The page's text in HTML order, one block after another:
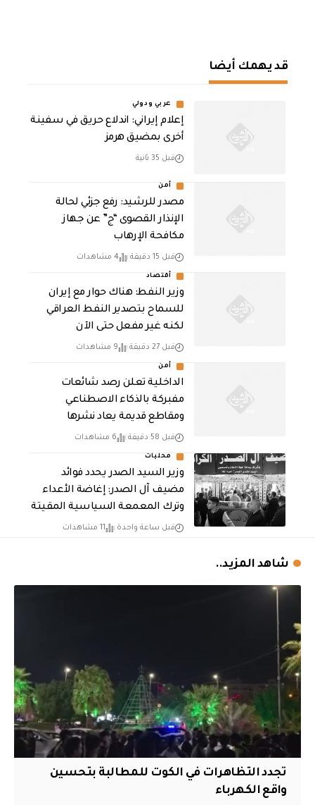
قد يهمك أيضا
عربي ودولي
إعلام إيراني: اندلاع حريق في سفينة
أخرى بمضيق هرمز
قبل 35 ثانية
أمن
مصدر للرشيد: رفع جزئي لحالة
الإنذار القصوى “ج” عن جهاز
مكافحة الإرهاب
قبل 15 دقيقة 4 مشاهدات
أقتصاد
وزير النفط: هناك حوار مع إيران
للسماح بتصدير النفط العراقي
لكنه غير مفعل حتى الآن
قبل 27 دقيقة 9 مشاهدات
أمن
الداخلية تعلن رصد شائعات
مفبركة بالذكاء الاصطناعي
ومقاطع قديمة يعاد نشرها
قبل 58 دقيقة 6 مشاهدات
محليات
وزير السيد الصدر يحدد فوائد
مضيف آل الصدر: إغاضة الأعداء
وترك المعمعة السياسية المقيتة
قبل ساعة واحدة 11 مشاهدات
شاهد المزيد..
تجدد التظاهرات في الكوت للمطالبة بتحسين
واقع الكهرباء